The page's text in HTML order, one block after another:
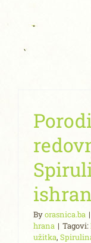
Byorasnica.ba |
hrana | Tagovi:
užitka,